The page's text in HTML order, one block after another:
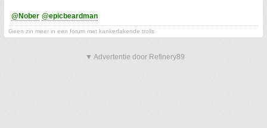
@Nober @epicbeardman
Geen zin meer in een forum met kankerfakende trolls
▼ Advertentie door Refinery89